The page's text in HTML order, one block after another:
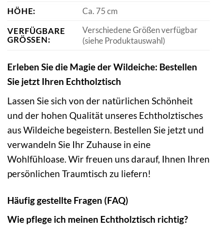
HÖHE:
Ca. 75 cm
VERFÜGBARE
GRÖSSEN:
Verschiedene Größen verfügbar
(siehe Produktauswahl)
Erleben Sie die Magie der Wildeiche: Bestellen
Sie jetzt Ihren Echtholztisch
Lassen Sie sich von der natürlichen Schönheit
und der hohen Qualität unseres Echtholztisches
aus Wildeiche begeistern. Bestellen Sie jetzt und
verwandeln Sie Ihr Zuhause in eine
Wohlfühloase. Wir freuen uns darauf, Ihnen Ihren
persönlichen Traumtisch zu liefern!
Häufig gestellte Fragen (FAQ)
Wie pflege ich meinen Echtholztisch richtig?